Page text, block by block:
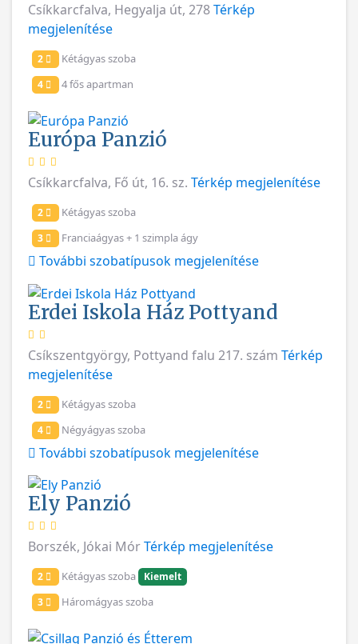
Csíkkarcfalva, Hegyalja út, 278Térkép
megjelenítése
2 Kétágyas szoba
4 4 fős apartman
Európa Panzió
Csíkkarcfalva, Fő út, 16. sz. Térkép megjelenítése
2 Kétágyas szoba
3 Franciaágyas + 1 szimpla ágy
További szobatípusok megjelenítése
Erdei Iskola Ház Pottyand
Csíkszentgyörgy, Pottyand falu 217. szám Térkép
megjelenítése
2 Kétágyas szoba
4 Négyágyas szoba
További szobatípusok megjelenítése
Ely Panzió
Borszék, Jókai MórTérkép megjelenítése
2 Kétágyas szoba
Kiemelt
3
Háromágyas szoba